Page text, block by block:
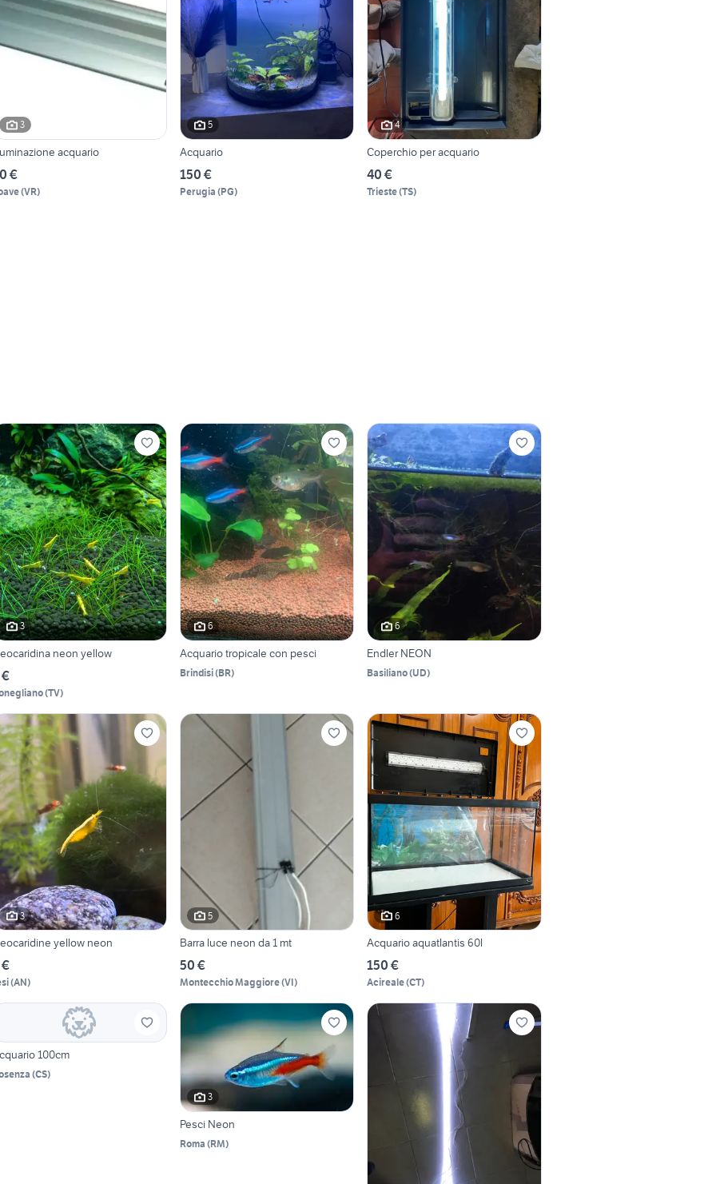
3
acquario
€
(VR)
5
Acquario
150 €
Perugia (PG)
4
Coperchio per acquario
40 €
Trieste(TS)
3
neon yellow
(TV)
6
Acquario tropicale con pesci
Brindisi(BR)
6
Endler NEON
Basiliano(UD)
3
yellow neon
(AN)
5
Barra luce neon da 1 mt
50 €
Montecchio Maggiore(VI)
6
Acquario aquatlantis 60l
150 €
Acireale(CT)
100cm
(CS)
3
Pesci Neon
Roma (RM)